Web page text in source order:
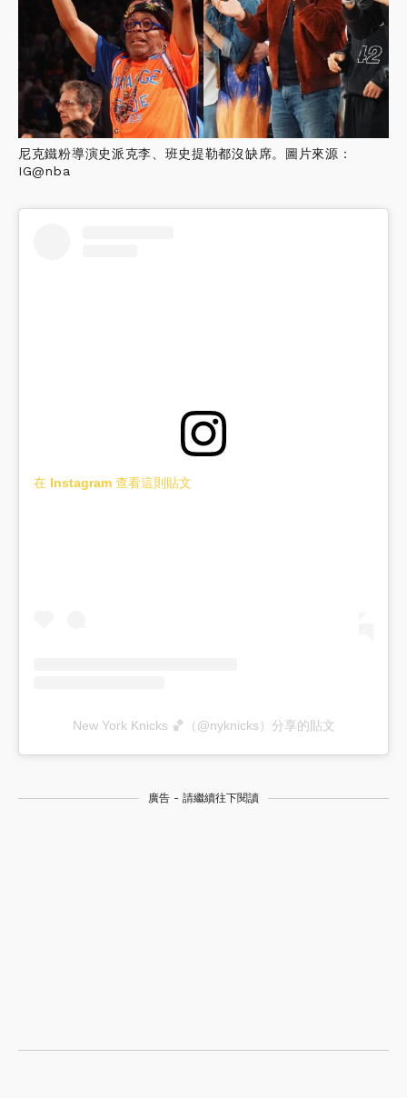
尼克鐵粉導演史派克李、班史提勒都沒缺席。圖片來源：
IG@nba
在 Instagram 查看這則貼文
New York Knicks 🏀（@nyknicks）分享的貼文
廣告 - 請繼續往下閱讀